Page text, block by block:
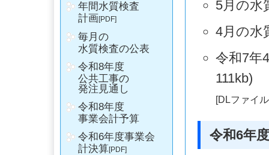
年間水質検査
計画[PDF]
毎月の
水質検査の公表
令和8年度
公共工事の
発注見通し
令和8年度
事業会計予算
令和6年度事業会
計決算[PDF]